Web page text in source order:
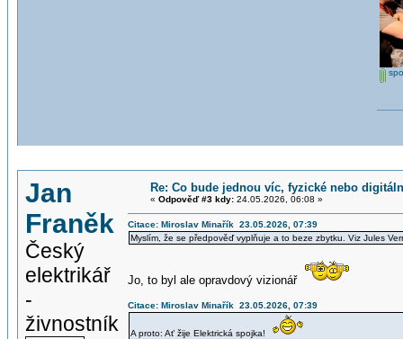
Jan
Franěk
Český
elektrikář
-
živnostník
Re: Co bude jednou víc, fyzické nebo
« Odpověď #3 kdy: 24.05.2026, 06:08 »
Citace: Miroslav Minařík 23.05.2026, 07:39
Myslím, že se předpověď vyplňuje a to beze zbytku. Viz Jules
Jo, to byl ale opravdový vizionář
Citace: Miroslav Minařík 23.05.2026, 07:39
A proto: Ať žije Elektrická spojka!